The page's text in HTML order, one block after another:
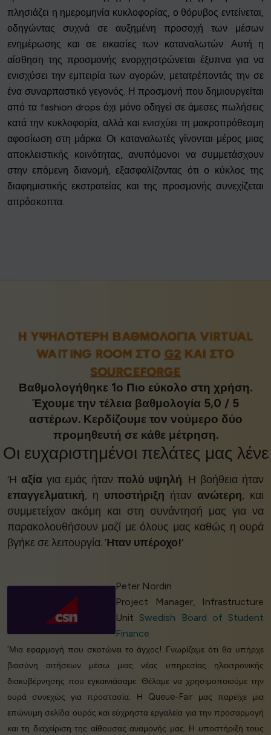
πλησιάζει η ημερομηνία κυκλοφορίας, ο θόρυβος εντείνεται,
οδηγώντας συχνά σε αυξημένη προσοχή των μέσων
ενημέρωσης και σε εικασίες των καταναλωτών. Αυτή η
αίσθηση της προσμονής ενορχηστρώνεται έξυπνα για να
ενισχύσει την εμπειρία των αγορών, μετατρέποντάς την σε
ένα συναρπαστικό γεγονός. Η προσμονή που δημιουργείται
από τα fashion drops όχι μόνο οδηγεί σε άμεσες πωλήσεις
κατά την κυκλοφορία, αλλά και ενισχύει τη μακροπρόθεσμη
αφοσίωση στη μάρκα. Οι καταναλωτές γίνονται μέρος μιας
αποκλειστικής κοινότητας, ανυπόμονοι να συμμετάσχουν
στην επόμενη διανομή, εξασφαλίζοντας ότι ο κύκλος της
διαφημιστικής εκστρατείας και της προσμονής συνεχίζεται
απρόσκοπτα.
Η ΥΨΗΛΌΤΕΡΗ ΒΑΘΜΟΛΟΓΊΑ VIRTUAL
WAITING ROOM ΣΤΟ G2ΚΑΙ ΣΤΟ
SOURCEFORGE
Βαθμολογήθηκε 1ο Πιο εύκολο στη χρήση.
Έχουμε την τέλεια βαθμολογία 5,0 / 5
αστέρων. Κερδίζουμε τον νούμερο δύο
προμηθευτή σε κάθε μέτρηση.
Οι ευχαριστημένοι πελάτες μας λένε
‘Η αξία για εμάς ήταν πολύ υψηλή. Η βοήθεια ήταν
επαγγελματική, η υποστήριξη ήταν ανώτερη, και
συμμετείχαν ακόμη και στη συνάντησή μας για να
παρακολουθήσουν μαζί με όλους μας καθώς η ουρά
βγήκε σε λειτουργία. Ήταν υπέροχο!’
Peter Nordin
Project Manager, Infrastructure
Unit Swedish Board of Student
Finance
‘Μια εφαρμογή που σκοτώνει το άγχος! Γνωρίζαμε ότι θα υπήρχε
βιασύνη αιτήσεων μέσω μιας νέας υπηρεσίας ηλεκτρονικής
διακυβέρνησης που εγκαινιάσαμε. Θέλαμε να χρησιμοποιούμε την
ουρά συνεχώς για προστασία. Η Queue-Fair μας παρείχε μια
επώνυμη σελίδα ουράς και εύχρηστα εργαλεία για την προσαρμογή
και τη διαχείριση της αίθουσας αναμονής μας. Η υποστήριξή τους
Settings
Accept